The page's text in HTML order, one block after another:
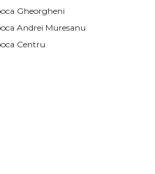
Gheorgheni
Andrei Muresanu
Centru